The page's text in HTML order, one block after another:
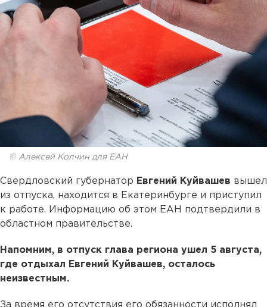
© Алексей Колчин для ЕАН
Свердловский губернатор Евгений Куйвашев вышел
из отпуска, находится в Екатеринбурге и приступил
к работе. Информацию об этом ЕАН подтвердили в
областном правительстве.
Напомним, в отпуск глава региона ушел 5 августа,
где отдыхал Евгений Куйвашев, осталось
неизвестным.
За время его отсутствия его обязанности исполнял